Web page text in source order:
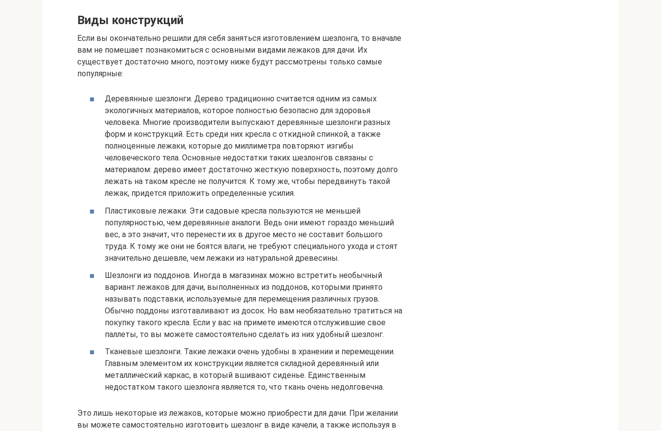
Виды конструкций
Если вы окончательно решили для себя заняться изготовлением шезлонга, то вначале
вам не помешает познакомиться с основными видами лежаков для дачи. Их
существует достаточно много, поэтому ниже будут рассмотрены только самые
популярные:
Деревянные шезлонги. Дерево традиционно считается одним из самых
экологичных материалов, которое полностью безопасно для здоровья
человека. Многие производители выпускают деревянные шезлонги разных
форм и конструкций. Есть среди них кресла с откидной спинкой, а также
полноценные лежаки, которые до миллиметра повторяют изгибы
человеческого тела. Основные недостатки таких шезлонгов связаны с
материалом: дерево имеет достаточно жесткую поверхность, поэтому долго
лежать на таком кресле не получится. К тому же, чтобы передвинуть такой
лежак, придется приложить определенные усилия.
Пластиковые лежаки. Эти садовые кресла пользуются не меньшей
популярностью, чем деревянные аналоги. Ведь они имеют гораздо меньший
вес, а это значит, что перенести их в другое место не составит большого
труда. К тому же они не боятся влаги, не требуют специального ухода и стоят
значительно дешевле, чем лежаки из натуральной древесины.
Шезлонги из поддонов. Иногда в магазинах можно встретить необычный
вариант лежаков для дачи, выполненных из поддонов, которыми принято
называть подставки, используемые для перемещения различных грузов.
Обычно поддоны изготавливают из досок. Но вам необязательно тратиться на
покупку такого кресла. Если у вас на примете имеются отслужившие свое
паллеты, то вы можете самостоятельно сделать из них удобный шезлонг.
Тканевые шезлонги. Такие лежаки очень удобны в хранении и перемещении.
Главным элементом их конструкции является складной деревянный или
металлический каркас, в который вшивают сиденье. Единственным
недостатком такого шезлонга является то, что ткань очень недолговечна.
Это лишь некоторые из лежаков, которые можно приобрести для дачи. При желании
вы можете самостоятельно изготовить шезлонг в виде качели, а также используя в